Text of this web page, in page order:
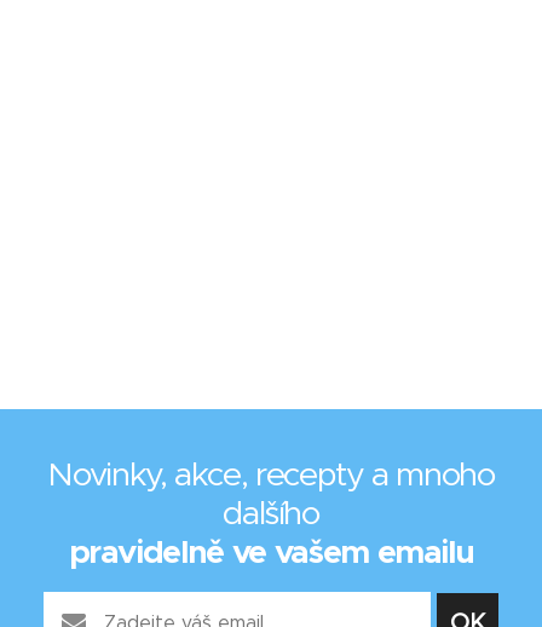
Novinky, akce, recepty a mnoho
dalšího
pravidelně ve vašem emailu